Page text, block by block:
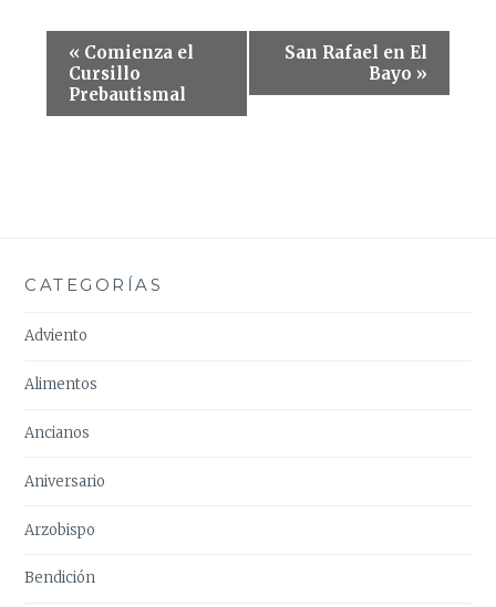
Navegación
del
Evento
« Comienza el
Cursillo
Prebautismal
San Rafael en El
Bayo »
CATEGORÍAS
Adviento
Alimentos
Ancianos
Aniversario
Arzobispo
Bendición